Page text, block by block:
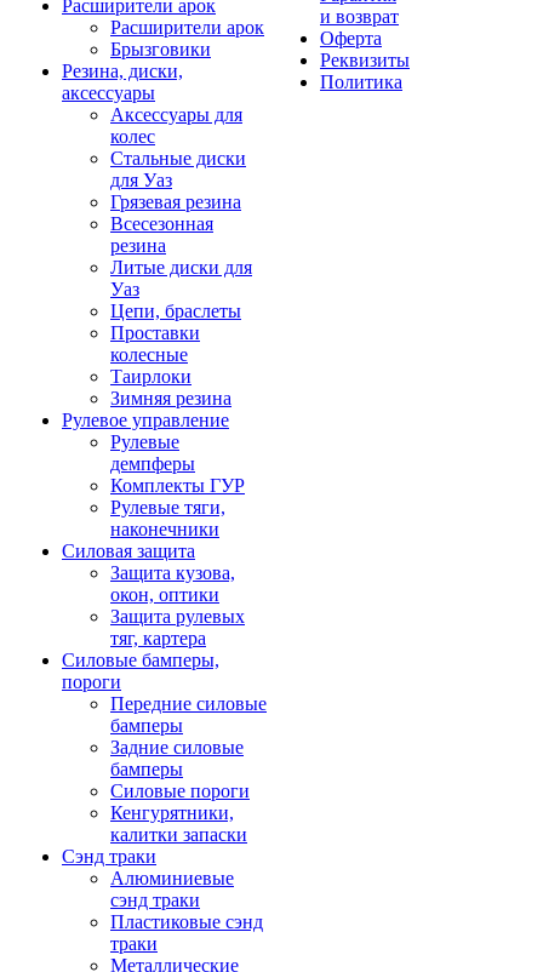
Расширители арок
Расширители арок
Брызговики
Резина, диски,
аксессуары
Аксессуары для
колес
Стальные диски
для Уаз
Грязевая резина
Всесезонная
резина
Литые диски для
Уаз
Цепи, браслеты
Проставки
колесные
Таирлоки
Зимняя резина
Рулевое управление
Рулевые
демпферы
Комплекты ГУР
Рулевые тяги,
наконечники
Силовая защита
Защита кузова,
окон, оптики
Защита рулевых
тяг, картера
Силовые бамперы,
пороги
Передние силовые
бамперы
Задние силовые
бамперы
Силовые пороги
Кенгурятники,
калитки запаски
Сэнд траки
Алюминиевые
сэнд траки
Пластиковые сэнд
траки
Металлические
и возврат
Оферта
Реквизиты
Политика